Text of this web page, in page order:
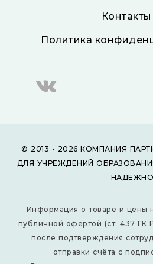
Контакты
Политика
© 2013 - 2026 КОМПАНИЯ
ДЛЯ УЧРЕЖДЕНИЙ
НАДЕЖНО
Информация о товаре и цены
публичной офертой (ст. 437 ГК
после подтверждения
отправки счёта с